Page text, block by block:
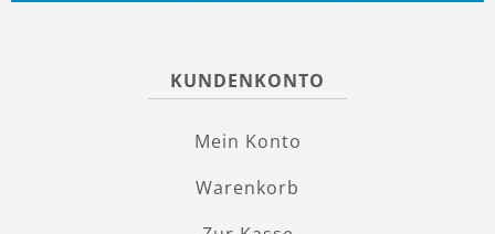
KUNDENKONTO
Mein Konto
Warenkorb